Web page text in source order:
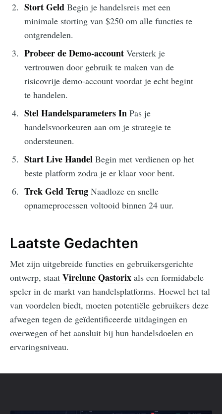
Stort GeldBegin je handelsreis met een
minimale storting van $250 om alle functies te
ontgrendelen.
Probeer de Demo-accountVersterk je
vertrouwen door gebruik te maken van de
risicovrije demo-account voordat je echt begint
te handelen.
Stel Handelsparameters InPas je
handelsvoorkeuren aan om je strategie te
ondersteunen.
Start Live HandelBegin met verdienen op het
beste platform zodra je er klaar voor bent.
Trek Geld TerugNaadloze en snelle
opnameprocessen voltooid binnen 24 uur.
Laatste Gedachten
Met zijn uitgebreide functies en gebruikersgerichte
ontwerp, staat Virelune Qastorix als een formidabele
speler in de markt van handelsplatforms. Hoewel het tal
van voordelen biedt, moeten potentiële gebruikers deze
afwegen tegen de geïdentificeerde uitdagingen en
overwegen of het aansluit bij hun handelsdoelen en
ervaringsniveau.